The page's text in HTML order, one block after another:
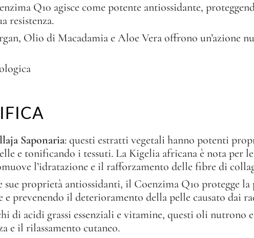
Q10 agisce come potente antiossidante,
resistenza.
Olio di Macadamia e Aloe Vera offrono un’azione
Saponaria: questi estratti vegetali hanno potenti
e tonificando i tessuti. La Kigelia africana è nota per le
l’idratazione e il rafforzamento delle fibre di
sue proprietà antiossidanti, il Coenzima Q10 protegge la
prevenendo il deterioramento della pelle causato dai
di acidi grassi essenziali e vitamine, questi oli nutrono
e il rilassamento cutaneo.